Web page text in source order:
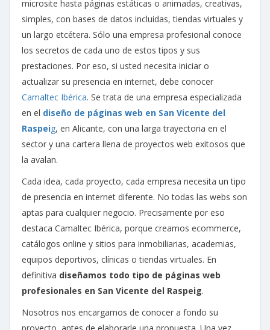
microsite hasta páginas estáticas o animadas, creativas,
simples, con bases de datos incluidas, tiendas virtuales y
un largo etcétera. Sólo una empresa profesional conoce
los secretos de cada uno de estos tipos y sus
prestaciones. Por eso, si usted necesita iniciar o
actualizar su presencia en internet, debe conocer
Camaltec Ibérica. Se trata de una empresa especializada
en el diseño de páginas web en San Vicente del
Raspeig, en Alicante, con una larga trayectoria en el
sector y una cartera llena de proyectos web exitosos que
la avalan.
Cada idea, cada proyecto, cada empresa necesita un tipo
de presencia en internet diferente. No todas las webs son
aptas para cualquier negocio. Precisamente por eso
destaca Camaltec Ibérica, porque creamos ecommerce,
catálogos online y sitios para inmobiliarias, academias,
equipos deportivos, clínicas o tiendas virtuales. En
definitiva diseñamos todo tipo de páginas web
profesionales en San Vicente del Raspeig.
Nosotros nos encargamos de conocer a fondo su